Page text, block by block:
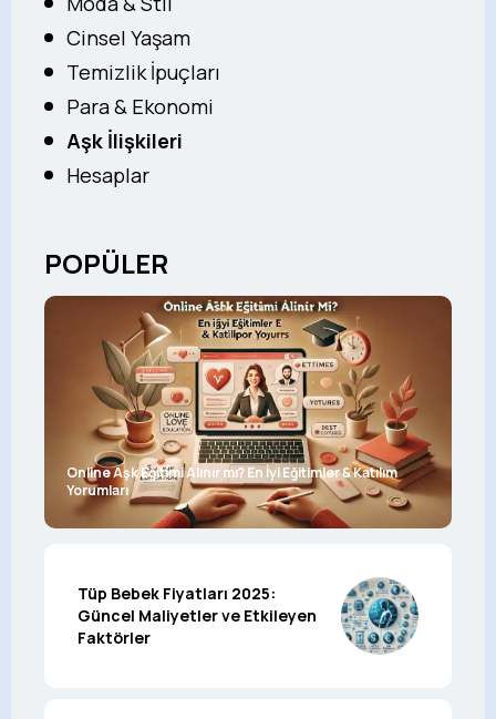
Cinsel Yaşam
Temizlik İpuçları
Para & Ekonomi
Aşk İlişkileri
Hesaplar
POPÜLER
Online Aşk Eğitimi Alınır mı? En İyi Eğitimler & Katılım
Yorumları
Tüp Bebek Fiyatları 2025:
Güncel Maliyetler ve Etkileyen
Faktörler